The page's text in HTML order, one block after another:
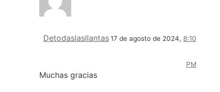
Detodaslasllantas17 de agosto de 2024, 8:10
PM
Muchas gracias